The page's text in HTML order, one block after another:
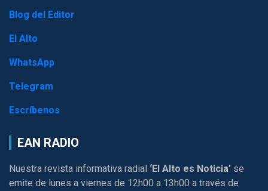
Blog del Editor
El Alto
WhatsApp
Telegram
Escríbenos
EAN RADIO
Nuestra revista informativa radial ‘El Alto es Noticia’ se
emite de lunes a viernes de 12h00 a 13h00 a través de